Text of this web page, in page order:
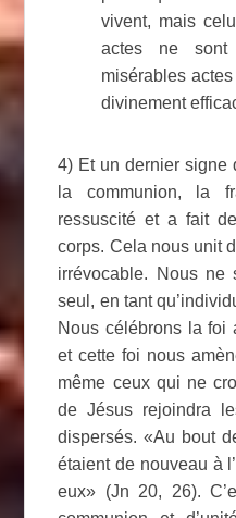
vivent, mais
actes ne
misérables
divinement
4) Et un dernier signe
la communion, la
ressuscité et a fait
corps. Cela nous unit
irrévocable. Nous ne
seul, en tant
Nous célébrons la
et cette foi nous
même ceux qui ne
de Jésus rejoindra
dispersés. «Au bout
étaient de nouveau à
eux» (Jn 20, 26).